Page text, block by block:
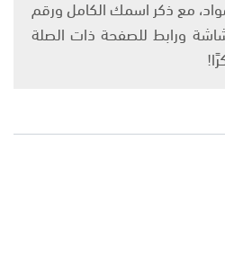
مع ذكر اسمك الكامل ورقم
ورابط للصفحة ذات الصلة